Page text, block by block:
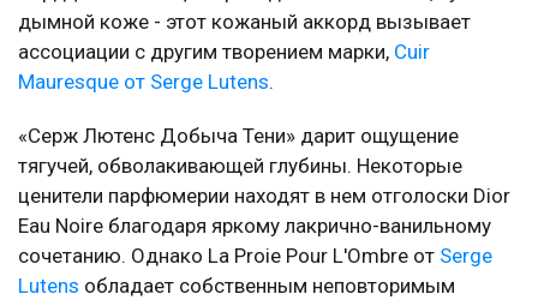
дымной коже - этот кожаный аккорд вызывает
ассоциации с другим творением марки, Cuir
Mauresque от Serge Lutens.
«Серж Лютенс Добыча Тени» дарит ощущение
тягучей, обволакивающей глубины. Некоторые
ценители парфюмерии находят в нем отголоски Dior
Eau Noire благодаря яркому лакрично-ванильному
сочетанию. Однако La Proie Pour L'Ombre от Serge
Lutens обладает собственным неповторимым